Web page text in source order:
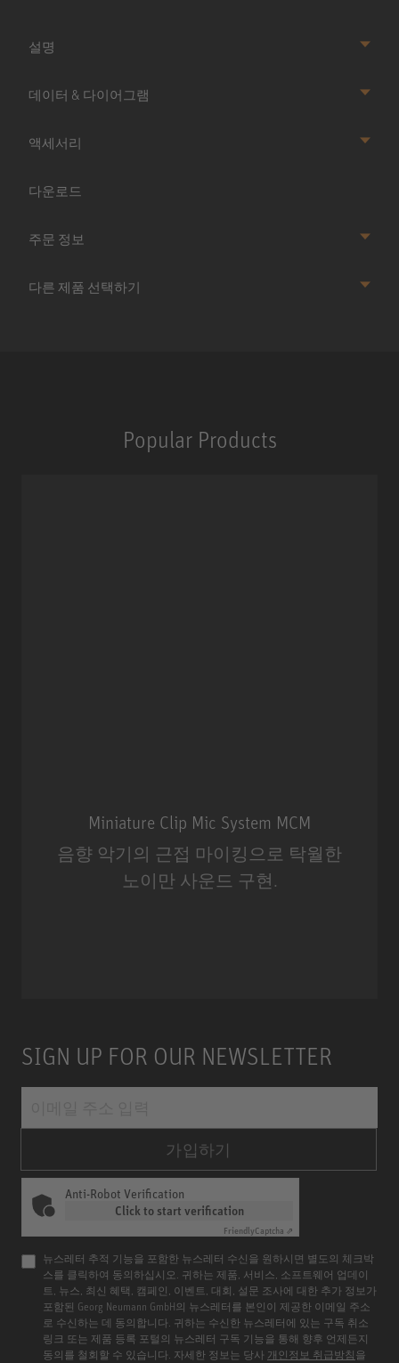
설명
데이터 & 다이어그램
액세서리
다운로드
주문 정보
다른 제품 선택하기
Popular Products
Miniature Clip Mic System MCM
음향 악기의 근접 마이킹으로 탁월한
노이만 사운드 구현.
SIGN UP FOR OUR NEWSLETTER
가입하기
Anti-Robot Verification
Click to start verification
FriendlyCaptcha ⇗
뉴스레터 추적 기능을 포함한 뉴스레터 수신을 원하시면 별도의 체크박
스를 클릭하여 동의하십시오. 귀하는 제품, 서비스, 소프트웨어 업데이
트, 뉴스, 최신 혜택, 캠페인, 이벤트, 대회, 설문 조사에 대한 추가 정보가
포함된 Georg Neumann GmbH의 뉴스레터를 본인이 제공한 이메일 주소
로 수신하는 데 동의합니다. 귀하는 수신한 뉴스레터에 있는 구독 취소
링크 또는 제품 등록 포털의 뉴스레터 구독 기능을 통해 향후 언제든지
동의를 철회할 수 있습니다. 자세한 정보는 당사 개인정보 취급방침 을